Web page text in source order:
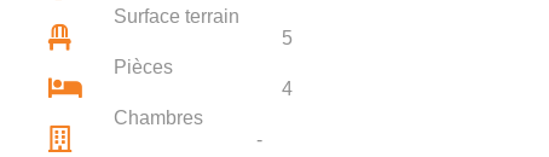
Surface terrain
Pièces
Chambres
5
4
-